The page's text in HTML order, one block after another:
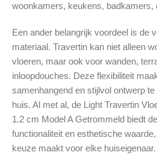
woonkamers, keukens, badkamers,
Een ander belangrijk voordeel is de
materiaal. Travertin kan niet alleen
vloeren, maar ook voor wanden,
inloopdouches. Deze flexibiliteit
samenhangend en stijlvol ontwerp
huis. Al met al, de Light Travertin
1.2 cm Model A Getrommeld biedt
functionaliteit en esthetische
keuze maakt voor elke huiseigenaar.